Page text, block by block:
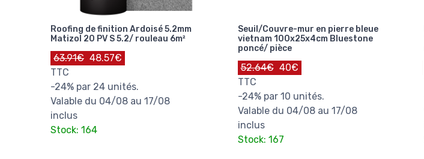
Roofing de finition Ardoisé 5.2mm
Matizol 20 PV S 5.2/ rouleau 6m²
63.91€ 48.57€
TTC
-24% par 24 unités.
Valable du 04/08 au 17/08
inclus
Stock: 164
Seuil/Couvre-mur en pierre bleue
vietnam 100x25x4cm Bluestone
poncé/ pièce
52.64€ 40€
TTC
-24% par 10 unités.
Valable du 04/08 au 17/08
inclus
Stock: 167